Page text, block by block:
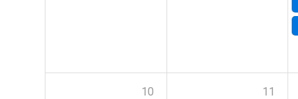
10 11